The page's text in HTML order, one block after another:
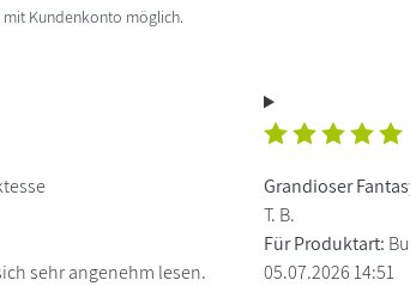
Kundenkonto möglich.
sehr angenehm lesen.
Grandioser
T. B.
Für Produktart:
05.07.2026 14:51